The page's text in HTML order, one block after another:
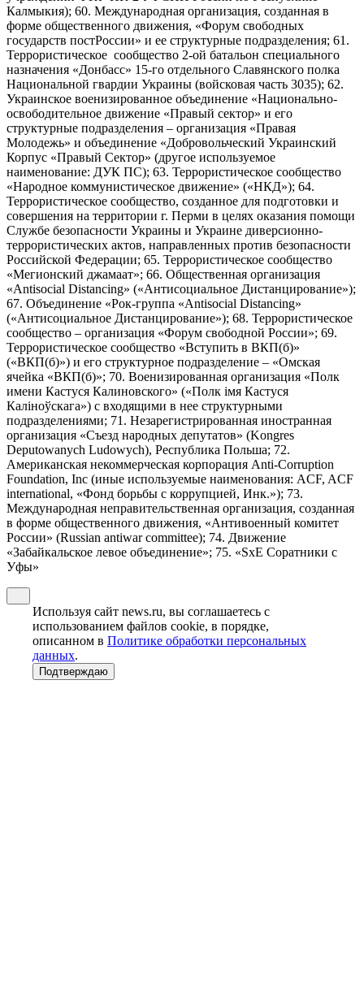
Калмыкия); 60. Международная организация, созданная в
форме общественного движения, «Форум свободных
государств постРоссии» и ее структурные подразделения; 61.
Террористическое сообщество 2-ой батальон специального
назначения «Донбасс» 15-го отдельного Славянского полка
Национальной гвардии Украины (войсковая часть 3035); 62.
Украинское военизированное объединение «Национально-
освободительное движение «Правый сектор» и его
структурные подразделения – организация «Правая
Молодежь» и объединение «Добровольческий Украинский
Корпус «Правый Сектор» (другое используемое
наименование: ДУК ПС); 63. Террористическое сообщество
«Народное коммунистическое движение» («НКД»); 64.
Террористическое сообщество, созданное для подготовки и
совершения на территории г. Перми в целях оказания помощи
Службе безопасности Украины и Украине диверсионно-
террористических актов, направленных против безопасности
Российской Федерации; 65. Террористическое сообщество
«Мегионский джамаат»; 66. Общественная организация
«Antisocial Distancing» («Антисоциальное Дистанцирование»);
67. Объединение «Рок-группа «Antisocial Distancing»
(«Антисоциальное Дистанцирование»); 68. Террористическое
сообщество – организация «Форум свободной России»; 69.
Террористическое сообщество «Вступить в ВКП(б)»
(«ВКП(б)») и его структурное подразделение – «Омская
ячейка «ВКП(б)»; 70. Военизированная организация «Полк
имени Кастуся Калиновского» («Полк iмя Кастуся
Калiноўскага») с входящими в нее структурными
подразделениями; 71. Незарегистрированная иностранная
организация «Съезд народных депутатов» (Kongres
Deputowanych Ludowych), Республика Польша; 72.
Американская некоммерческая корпорация Anti-Corruption
Foundation, Inc (иные используемые наименования: ACF, ACF
international, «Фонд борьбы с коррупцией, Инк.»); 73.
Международная неправительственная организация, созданная
в форме общественного движения, «Антивоенный комитет
России» (Russian antiwar committee); 74. Движение
«Забайкальское левое объединение»; 75. «SxE Соратники с
Уфы»
Используя сайт news.ru, вы соглашаетесь с
использованием файлов cookie, в порядке,
описанном в Политике обработки персональных
данных.
Подтверждаю